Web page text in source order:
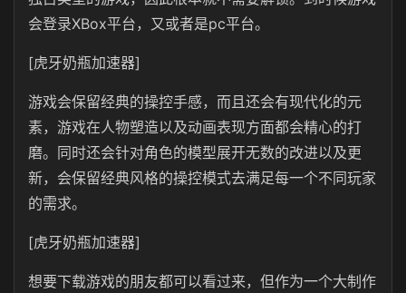
会登录XBox平台，又或者是pc平台。
[虎牙奶瓶加速器]
游戏会保留经典的操控手感，而且还会有现代化的元
素，游戏在人物塑造以及动画表现方面都会精心的打
磨。同时还会针对角色的模型展开无数的改进以及更
新，会保留经典风格的操控模式去满足每一个不同玩家
的需求。
[虎牙奶瓶加速器]
想要下载游戏的朋友都可以看过来，但作为一个大制作